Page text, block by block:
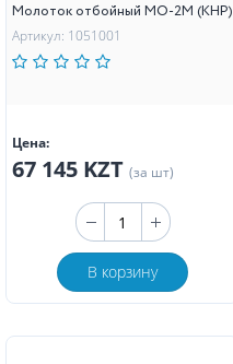
Молоток отбойный MO-2M (КНР)
Артикул: 1051001
Цена:
67 145 KZT (за шт)
В корзину